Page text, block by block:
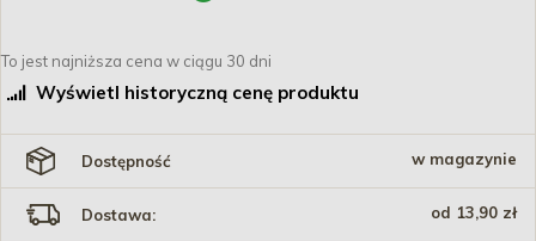
To jest najniższa cena w ciągu 30 dni
Wyświetl historyczną cenę produktu
Dostępność w magazynie
Dostawa: od 13,90 zł